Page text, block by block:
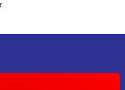
olmalı.